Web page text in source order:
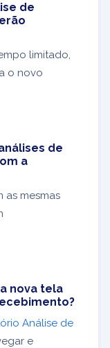
de
limitado,
o novo
de
a
as mesmas
nova tela
Análise de
e